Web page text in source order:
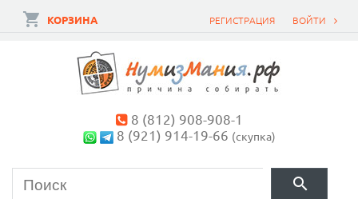
ВОЙТИ
РЕГИСТРАЦИЯ
КОРЗИНА
8 (812) 908-908-1
8 (921) 914-19-66 (скупка)